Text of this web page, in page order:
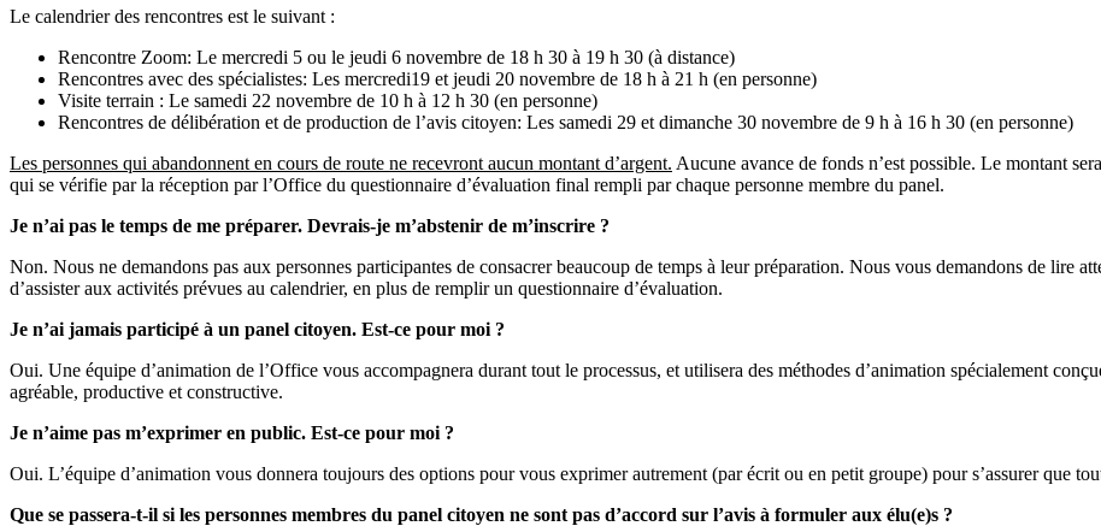
Le calendrier des rencontres est le suivant :
Rencontre Zoom: Le mercredi 5 ou le jeudi 6 novembre de 18 h 30 à 19 h 30 (à distance)
Rencontres avec des spécialistes: Les mercredi19 et jeudi 20 novembre de 18 h à 21 h (en personne)
Visite terrain : Le samedi 22 novembre de 10 h à 12 h 30 (en personne)
Rencontres de délibération et de production de l’avis citoyen: Les samedi 29 et dimanche 30 novembre de 9 h à 16 h 30 (en personne)
Les personnes qui abandonnent en cours de route ne recevront aucun montant d’argent. Aucune avance de fonds n’est possible. Le montant
qui se vérifie par la réception par l’Office du questionnaire d’évaluation final rempli par chaque personne membre du panel.
Je n’ai pas le temps de me préparer. Devrais-je m’abstenir de m’inscrire ?
Non. Nous ne demandons pas aux personnes participantes de consacrer beaucoup de temps à leur préparation. Nous vous demandons de lire
d’assister aux activités prévues au calendrier, en plus de remplir un questionnaire d’évaluation.
Je n’ai jamais participé à un panel citoyen. Est-ce pour moi ?
Oui. Une équipe d’animation de l’Office vous accompagnera durant tout le processus, et utilisera des méthodes d’animation spécialement
agréable, productive et constructive.
Je n’aime pas m’exprimer en public. Est-ce pour moi ?
Oui. L’équipe d’animation vous donnera toujours des options pour vous exprimer autrement (par écrit ou en petit groupe) pour s’assurer que
Que se passera-t-il si les personnes membres du panel citoyen ne sont pas d’accord sur l’avis à formuler aux élu(e)s ?